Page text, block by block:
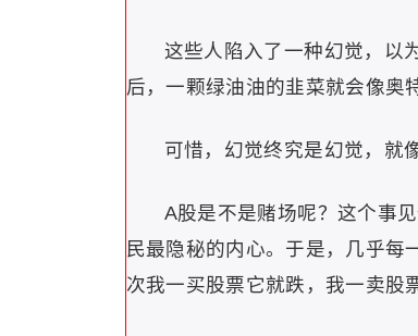
这些人陷入了一种幻觉，以
后，一颗绿油油的韭菜就会像奥
可惜，幻觉终究是幻觉，就
A股是不是赌场呢？这个事
民最隐秘的内心。于是，几乎每
次我一买股票它就跌，我一卖股